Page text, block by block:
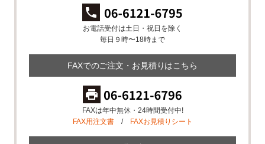
お電話受付は土日・祝日を除く
毎日９時〜18時まで
FAXでのご注文・お見積りはこちら
FAXは年中無休・24時間受付中!
FAX用注文書/ FAXお見積りシート